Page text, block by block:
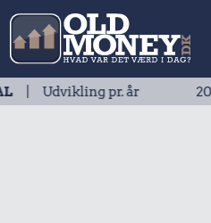
pr. år2026: 1,5 %